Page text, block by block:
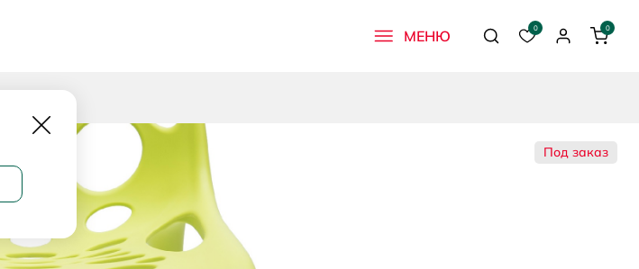
МЕНЮ ПоискИзбранное
0
Профиль
0
Под заказ
Закрыть